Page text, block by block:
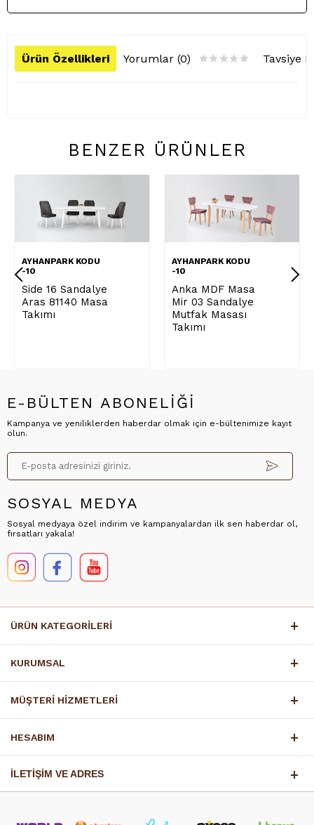
Ürün Özellikleri Yorumlar (0) Tavsiye
BENZER ÜRÜNLER
AYHANPARK KODU
-10
Side 16 Sandalye
Aras 81140 Masa
Takımı
AYHANPARK KODU
-10
Anka MDF Masa
Mir 03 Sandalye
Mutfak Masası
Takımı
E-BÜLTEN ABONELİĞİ
Kampanya ve yeniliklerden haberdar olmak için e-bültenimize kayıt
olun.
SOSYAL MEDYA
Sosyal medyaya özel indirim ve kampanyalardan ilk sen haberdar ol,
fırsatları yakala!
ÜRÜN KATEGORİLERİ
KURUMSAL
MÜŞTERİ HİZMETLERİ
HESABIM
İLETİŞİM VE ADRES